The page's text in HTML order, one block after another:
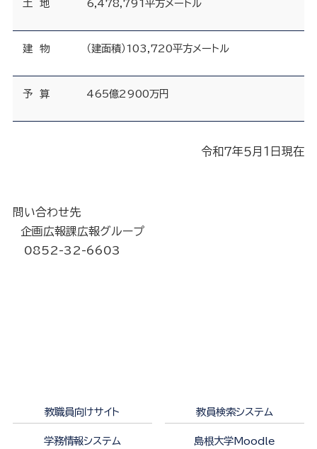
土 地 6,478,791平方メートル
建 物 （建面積）103,720平方メートル
予 算 465億2900万円
令和７年５月１日現在
問い合わせ先
企画広報課広報グループ
0852-32-6603
教職員向けサイト 教員検索システム
学務情報システム 島根大学Moodle